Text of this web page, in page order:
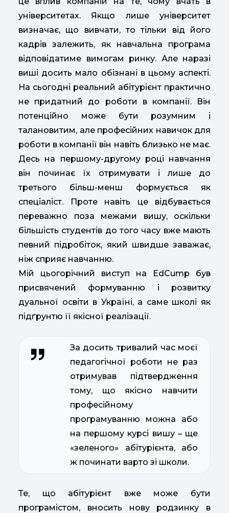
університетах. Якщо лише університет
визначає, що вивчати, то тільки від його
кадрів залежить, як навчальна програма
відповідатиме вимогам ринку. Але наразі
виші досить мало обізнані в цьому аспекті.
На сьогодні реальний абітурієнт практично
не придатний до роботи в компанії. Він
потенційно може бути розумним і
талановитим, але професійних навичок для
роботи в компанії він навіть близько не має.
Десь на першому-другому році навчання
він починає їх отримувати і лише до
третього більш-менш формується як
спеціаліст. Проте навіть це відбувається
переважно поза межами вишу, оскільки
більшість студентів до того часу вже мають
певний підробіток, який швидше заважає,
ніж сприяє навчанню.
Мій цьогорічний виступ на EdCump був
присвячений формуванню і розвитку
дуальної освіти в Україні, а саме школі як
підґрунтю її якісної реалізації.
За досить тривалий час моєї
педагогічної роботи не раз
отримував підтвердження
тому, що якісно навчити
професійному
програмуванню можна або
на першому курсі вишу – ще
«зеленого» абітурієнта, або
ж починати варто зі школи.
Те, що абітурієнт вже може бути
програмістом, вносить нову родзинку в